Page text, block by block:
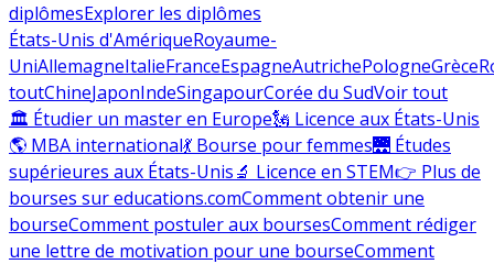
diplômesExplorer les diplômes
États-Unis d'AmériqueRoyaume-
UniAllemagneItalieFranceEspagneAutrichePologneGrèce
toutChineJaponIndeSingapourCorée du SudVoir tout
🏛 Étudier un master en Europe🗽 Licence aux États-Unis
🌎 MBA international💃 Bourse pour femmes🌉 Études
supérieures aux États-Unis🔬 Licence en STEM👉 Plus de
bourses sur educations.comComment obtenir une
bourseComment postuler aux boursesComment rédiger
une lettre de motivation pour une bourseComment